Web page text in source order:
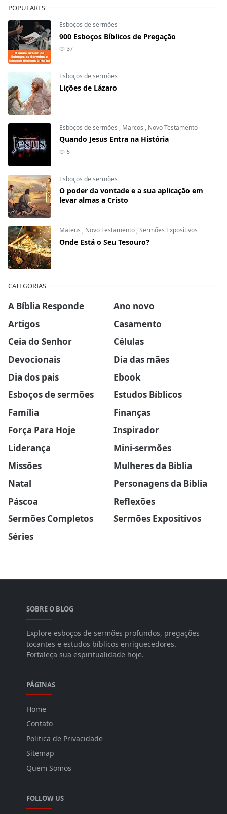
POPULARES
Esboços de sermões
900 Esboços Bíblicos de Pregação
37
Esboços de sermões
Lições de Lázaro
Esboços de sermões , Marcos , Novo Testamento
Quando Jesus Entra na História
5
Esboços de sermões
O poder da vontade e a sua aplicação em
levar almas a Cristo
Mateus , Novo Testamento ,Sermões Expositivos
Onde Está o Seu Tesouro?
CATEGORIAS
A Bíblia Responde
Ano novo
Artigos
Casamento
Ceia do Senhor
Células
Devocionais
Dia das mães
Dia dos pais
Ebook
Esboços de sermões
Estudos Bíblicos
Família
Finanças
Força Para Hoje
Inspirador
Liderança
Mini-sermões
Missões
Mulheres da Biblia
Natal
Personagens da Biblia
Páscoa
Reflexões
Sermões Completos
Sermões Expositivos
Séries
SOBRE O BLOG
Explore esboços de sermões profundos, pregações
tocantes e estudos bíblicos enriquecedores.
Fortaleça sua espiritualidade hoje.
PÁGINAS
Home
Contato
Politica de Privacidade
Sitemap
Quem Somos
FOLLOW US